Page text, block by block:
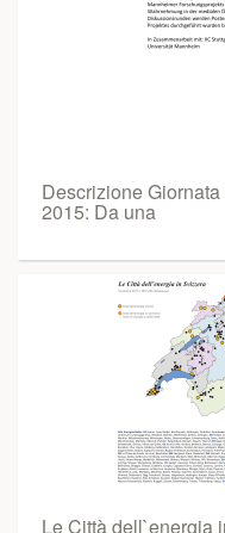
Descrizione
2015: Da una
Le Città dell`energia